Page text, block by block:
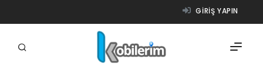
GIRIŞ YAPIN